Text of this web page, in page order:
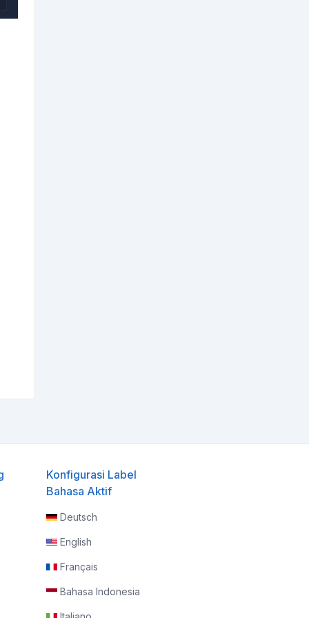
Konfigurasi Label
Bahasa Aktif
Deutsch
English
Français
Bahasa Indonesia